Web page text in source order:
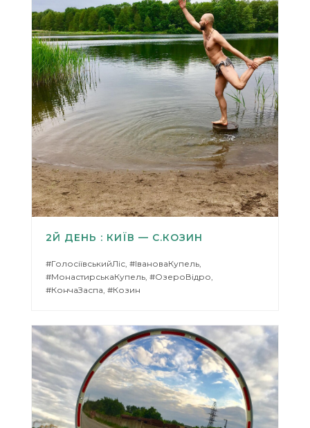
2Й ДЕНЬ : КИЇВ — С.КОЗИН
#ГолосіївськийЛіс, #ІвановаКупель,
#МонастирськаКупель, #ОзероВідро,
#КончаЗаспа, #Козин